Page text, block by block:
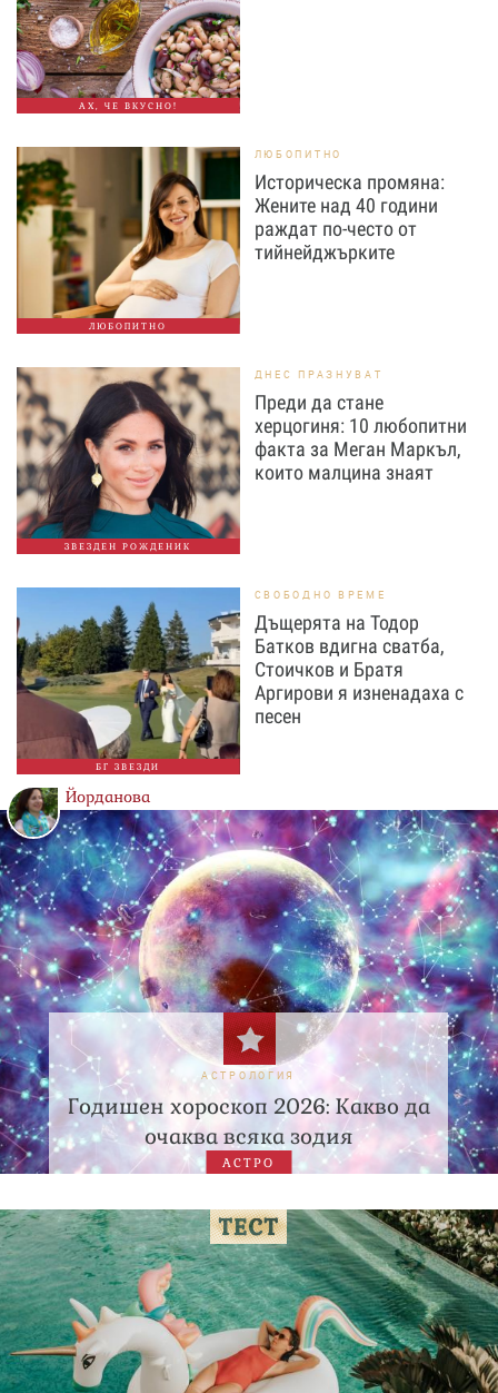
АХ, ЧЕ ВКУСНО!
ЛЮБОПИТНО
ЛЮБОПИТНО
Историческа промяна:
Жените над 40 години
раждат по-често от
тийнейджърките
ЗВЕЗДЕН РОЖДЕНИК
ДНЕС ПРАЗНУВАТ
Преди да стане
херцогиня: 10 любопитни
факта за Меган Маркъл,
които малцина знаят
БГ ЗВЕЗДИ
СВОБОДНО ВРЕМЕ
Дъщерята на Тодор
Батков вдигна сватба,
Стоичков и Братя
Аргирови я изненадаха с
песен
Йорданова
АСТРОЛОГИЯ
Годишен хороскоп 2026: Какво да
очаква всяка зодия
АСТРО